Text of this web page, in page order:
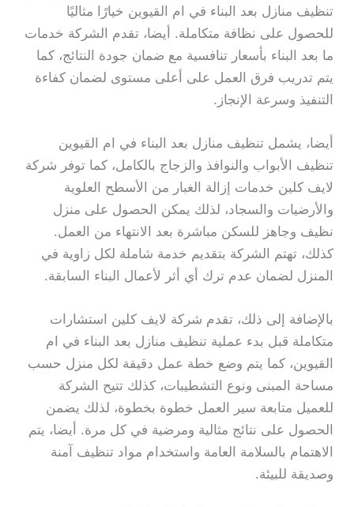
تنظيف منازل بعد البناء في ام القيوين خيارًا مثاليًا
للحصول على نظافة متكاملة. أيضا، تقدم الشركة خدمات
ما بعد البناء بأسعار تنافسية مع ضمان جودة النتائج، كما
يتم تدريب فرق العمل على أعلى مستوى لضمان كفاءة
التنفيذ وسرعة الإنجاز.
أيضا، يشمل تنظيف منازل بعد البناء في ام القيوين
تنظيف الأبواب والنوافذ والزجاج بالكامل، كما توفر شركة
لايف كلين خدمات إزالة الغبار من الأسطح العلوية
والأرضيات والسجاد، لذلك يمكن الحصول على منزل
نظيف وجاهز للسكن مباشرة بعد الانتهاء من العمل.
كذلك، تهتم الشركة بتقديم خدمة شاملة لكل زاوية في
المنزل لضمان عدم ترك أي أثر لأعمال البناء السابقة.
بالإضافة إلى ذلك، تقدم شركة لايف كلين استشارات
متكاملة قبل بدء عملية تنظيف منازل بعد البناء في ام
القيوين، كما يتم وضع خطة عمل دقيقة لكل منزل حسب
مساحة المبنى ونوع التشطيبات، كذلك تتيح الشركة
للعميل متابعة سير العمل خطوة بخطوة، لذلك يضمن
الحصول على نتائج مثالية ومرضية في كل مرة. أيضا، يتم
الاهتمام بالسلامة العامة واستخدام مواد تنظيف آمنة
وصديقة للبيئة.